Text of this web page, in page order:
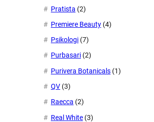
Pratista (2)
Premiere Beauty (4)
Psikologi (7)
Purbasari (2)
Purivera Botanicals (1)
QV (3)
Raecca (2)
Real White (3)